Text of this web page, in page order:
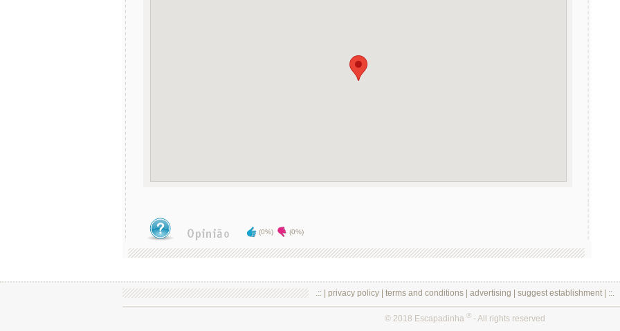
(0%) (0%)
.:: | privacy policy terms and conditions advertising suggest establishment| ::.
© 2018 Escapadinha ® - All rights reserved